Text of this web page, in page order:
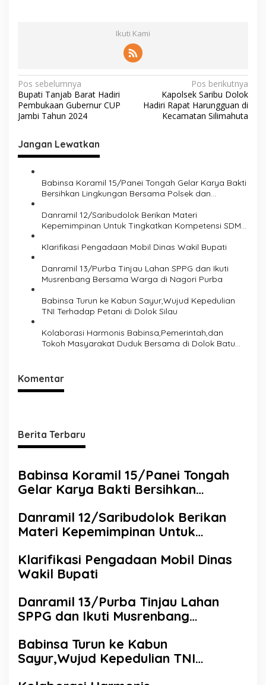
Ikuti Kami
N
a
v
i
g
Pos sebelumnya
Bupati Tanjab Barat Hadiri
Pembukaan Gubernur CUP
Jambi Tahun 2024
Pos berikutnya
Kapolsek Saribu Dolok
Hadiri Rapat Harungguan di
Kecamatan Silimahuta
Jangan Lewatkan
Babinsa Koramil 15/Panei Tongah Gelar Karya Bakti
Bersihkan Lingkungan Bersama Polsek dan
Danramil 12/Saribudolok Berikan Materi
Kepemimpinan Untuk Tingkatkan Kompetensi SDM
Klarifikasi Pengadaan Mobil Dinas Wakil Bupati
Danramil 13/Purba Tinjau Lahan SPPG dan Ikuti
Musrenbang Bersama Warga di Nagori Purba
Babinsa Turun ke Kabun Sayur,Wujud Kepedulian
TNI Terhadap Petani di Dolok Silau
Kolaborasi Harmonis Babinsa,Pemerintah,dan
Tokoh Masyarakat Duduk Bersama di Dolok Batu
Komentar
Berita Terbaru
Babinsa Koramil 15/Panei Tongah
Gelar Karya Bakti Bersihkan
Perangkat Kecamatan
Danramil 12/Saribudolok Berikan
Materi Kepemimpinan Untuk
Koperasi Merah Putih
Klarifikasi Pengadaan Mobil Dinas
Wakil Bupati
Danramil 13/Purba Tinjau Lahan
SPPG dan Ikuti Musrenbang
Babinsa Turun ke Kabun
Sayur,Wujud Kepedulian TNI